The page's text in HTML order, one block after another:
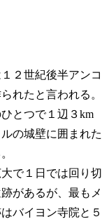
２世紀後半アンコ
れたと言われる。
とつで１辺３km
の城壁に囲まれた
で１日では回り切
があるが、最もメ
バイヨン寺院と５